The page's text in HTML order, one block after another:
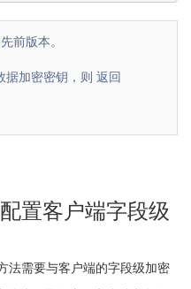
前版本。
据加密密钥，则 返回
置客户端字段级
法需要与客户端的字段级加密